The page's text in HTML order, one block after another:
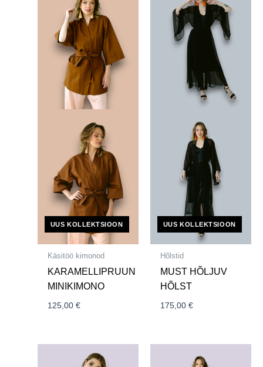
UUS KOLLEKTSIOON
Käsitöö kimonod
KARAMELLIPRUUN
MINIKIMONO
125,00€
UUS KOLLEKTSIOON
Hõlstid
MUST HÕLJUV
HÕLST
175,00€